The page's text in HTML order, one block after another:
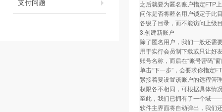
支付问题
之后就要为匿名账户指定FTP
问你是否将匿名用户锁定于此
各级子目录，而不能访问上级
3.创建新账户
除了匿名用户，我们一般还需
用于实行会员制下载或只让好
账号名称，而后在“账号密码”
单击“下一步”，会要求你指定
紧接着要设置该账户的远程管
权限各不相同，可根据具体情
至此，我们已拥有了一个域
软件主界面将自动弹出，我们